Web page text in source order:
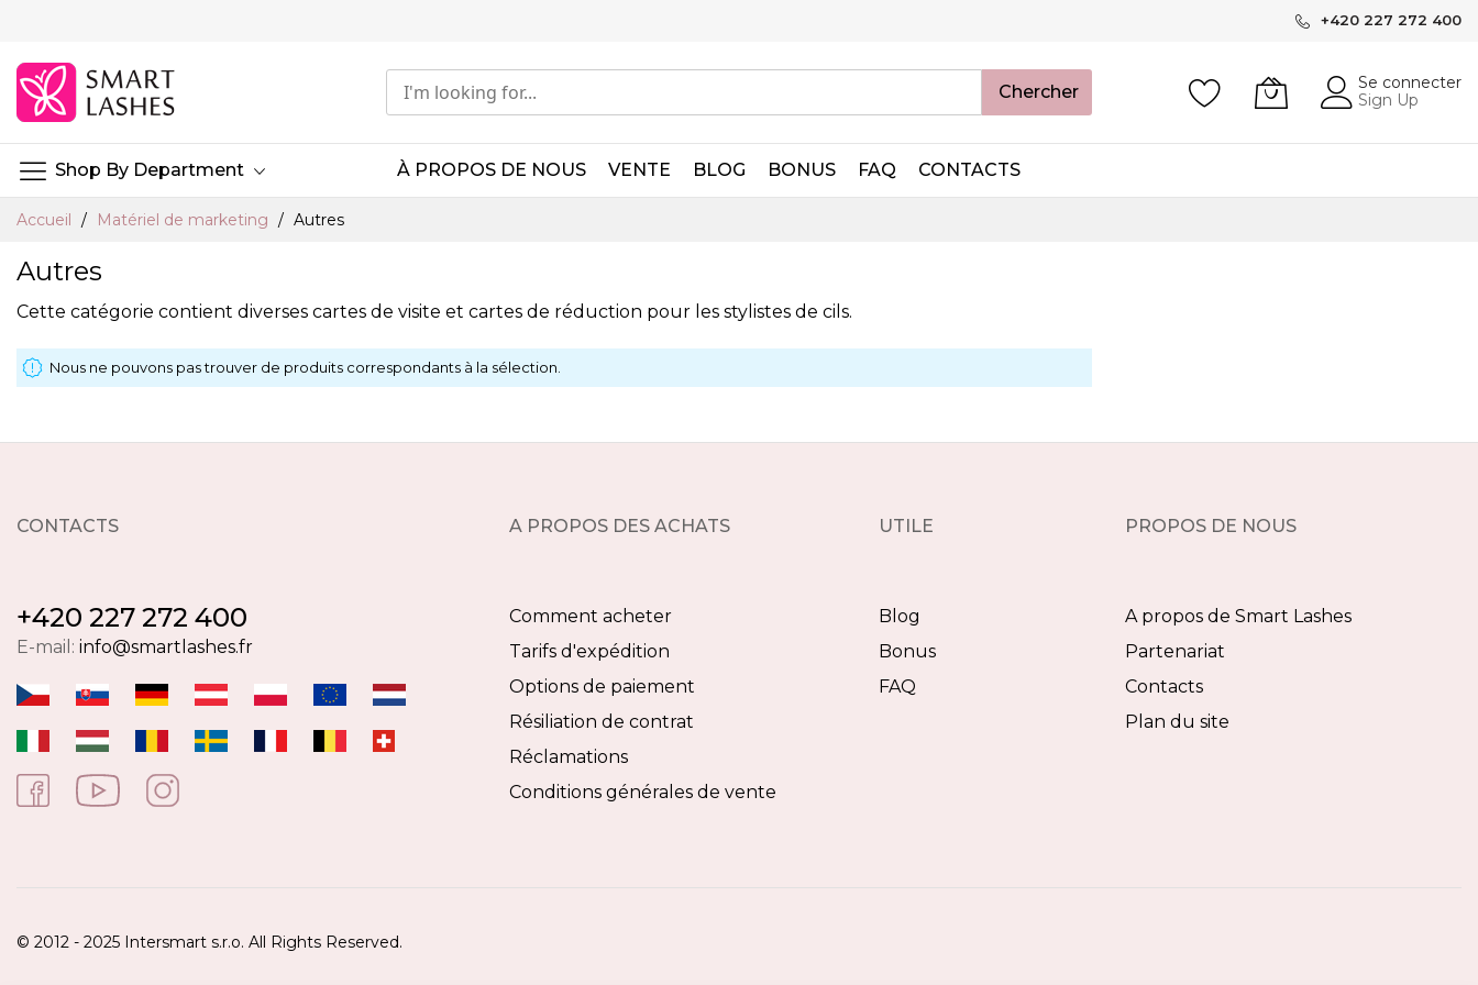
contenu
+420 227 272 400
Shop By Department
Chercher
Se connecter
Sign Up
À PROPOS DE NOUS VENTE BLOG BONUS FAQ CONTACTS
Accueil Matériel de marketing Autres
Autres
Cette catégorie contient diverses cartes de visite et cartes de réduction pour les stylistes de cils.
Nous ne pouvons pas trouver de produits correspondants à la sélection.
CONTACTS
+420 227 272 400
E-mail: info@smartlashes.fr
A PROPOS DES ACHATS
Comment acheter
Tarifs d'expédition
Options de paiement
Résiliation de contrat
Réclamations
Conditions générales de vente
UTILE
Blog
Bonus
FAQ
PROPOS DE NOUS
A propos de Smart Lashes
Partenariat
Contacts
Plan du site
© 2012 - 2025 Intersmart s.r.o. All Rights Reserved.